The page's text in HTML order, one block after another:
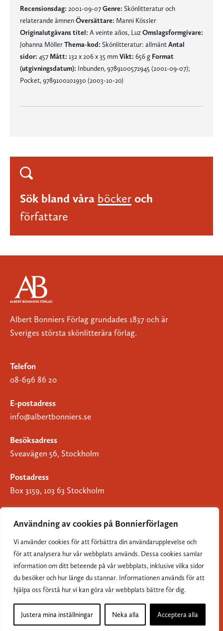
Användning av cookies på Bonnierförlagen
Vi använder cookies för att förbättra din användarupplevelse och
för att analysera hur vår webbplats används. Dessa cookies samlar
information om ditt beteende på vår webbplats, inklusive vilka sidor
du besöker och hur länge du stannar. Informationen används för att
hjälpa oss förstå hur vi kan göra vår webbplats bättre för dig.
Justera mina inställningar Neka alla Acceptera alla
Recensionsdag: 2001-09-07Genre: Skönlitteratur och
relaterande ämnenÖversättare: Manni Kössler
Originalutgåvans titel: A veinte años, LuzOmslagsformgivare:
Johanna MöllerThema-kod: Skönlitteratur: allmäntAntal
sidor: 457 Mått: 132 x 206 x 35 mmVikt: 656 g Format
(utgivningsdatum): Inbunden, 9789100572945 (2001-09-07);
Pocket, 9789100101930 (2003-10-20)
Sök bland våra böcker och
författare
Albert Bonniers Förlag grundades 1837 och är
Sveriges största skönlitterära förlag.
Telefon
08-696 86 20
E-postadress
info@albertbonniers.se
Besöksadress
Sveavägen 56, Stockholm
Postadress
Box 3159, 103 63 Stockholm
Om Bonnierförlagen
Cookies
Integritetspolicy